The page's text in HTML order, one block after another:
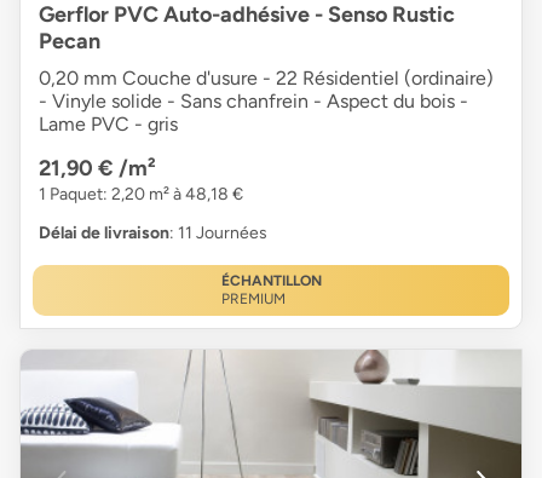
Gerflor PVC Auto-adhésive - Senso Rustic
Pecan
0,20 mm Couche d'usure - 22 Résidentiel (ordinaire)
- Vinyle solide - Sans chanfrein - Aspect du bois -
Lame PVC - gris
21,90 € /m²
1 Paquet: 2,20 m² à 48,18 €
Délai de livraison: 11 Journées
ÉCHANTILLON
PREMIUM